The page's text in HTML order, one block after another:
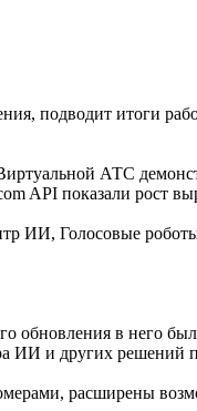
подводит итоги
АТС
API показали рост
ИИ, Голосовые
обновления в него
ИИ и других решений
расширены